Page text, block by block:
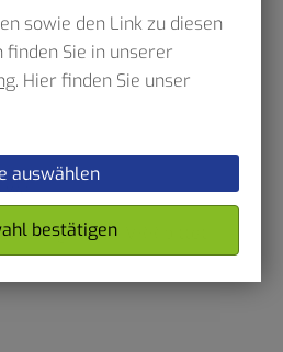
– VRR bittet
sowie den Link zu diesen
finden Sie in unserer
. Hier finden Sie unser
auswählen
bestätigen